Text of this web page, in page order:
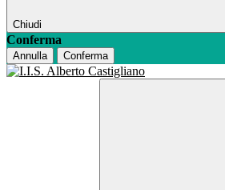
Chiudi
Conferma
Annulla Conferma